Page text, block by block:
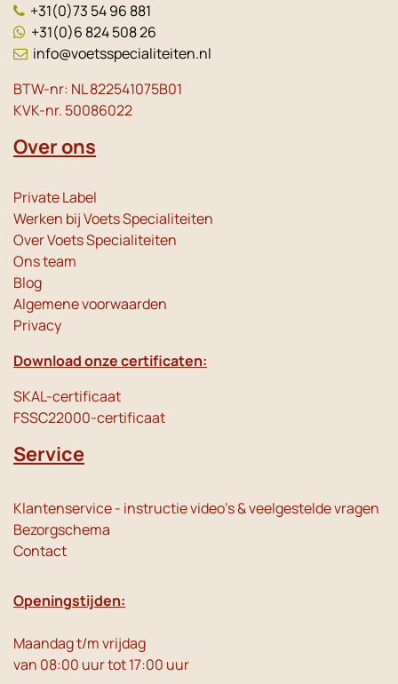
+31(0)73 54 96 881
+31(0)6 824 508 26
info@voetsspecialiteiten.nl
BTW-nr: NL 822541075B01
KVK-nr. 50086022
Over ons
Private Label
Werken bij Voets Specialiteiten
Over Voets Specialiteiten
Ons team
Blog
Algemene voorwaarden
Privacy
Download onze certificaten:
SKAL-certificaat
FSSC22000-certificaat
Service
Klantenservice - instructie video's & veelgestelde vragen
Bezorgschema
Contact
Openingstijden:
Maandag t/m vrijdag
van 08:00 uur tot 17:00 uur